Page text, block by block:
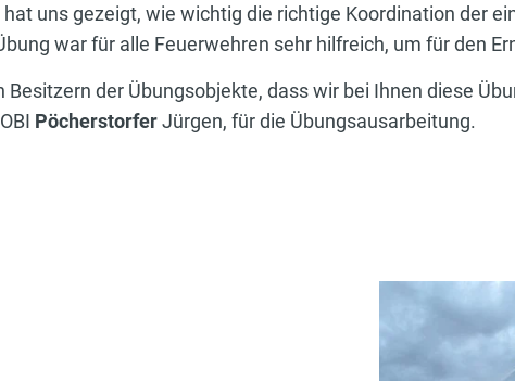
uns gezeigt, wie wichtig die richtige Koordination der
war für alle Feuerwehren sehr hilfreich, um für den
Besitzern der Übungsobjekte, dass wir bei Ihnen diese
PöcherstorferJürgen, für die Übungsausarbeitung.